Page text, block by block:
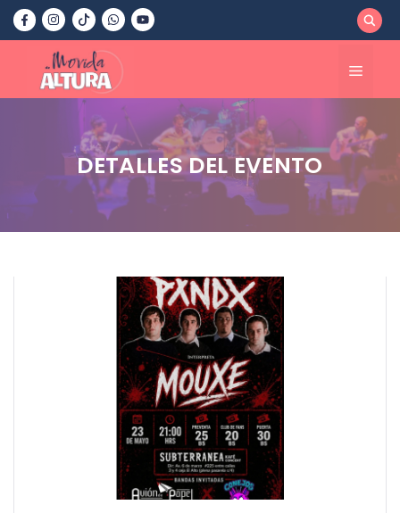
Saltar
contenido
Menú
DETALLES DEL EVENTO